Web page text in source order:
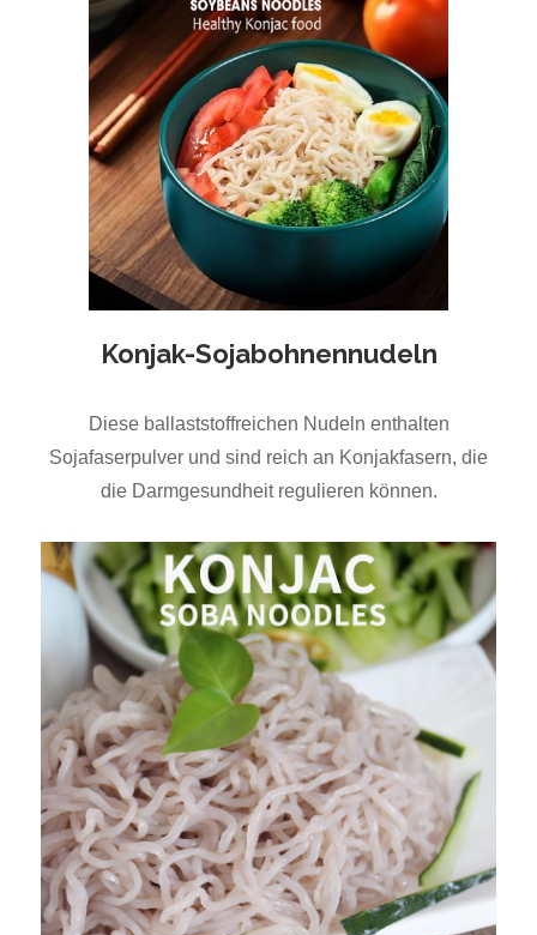
Konjak-Sojabohnennudeln
Diese ballaststoffreichen Nudeln enthalten
Sojafaserpulver und sind reich an Konjakfasern, die
die Darmgesundheit regulieren können.